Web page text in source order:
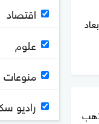
اقتصاد
علوم
منوعات
راديو